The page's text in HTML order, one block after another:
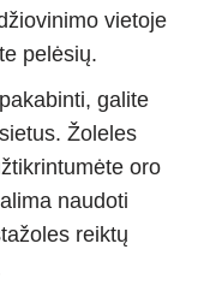
vietoje
pelėsių.
galite
Žoleles
oro
naudoti
reiktų